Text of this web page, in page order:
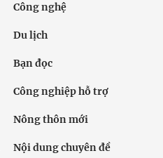
Công nghệ
Du lịch
Bạn đọc
Công nghiệp hỗ trợ
Nông thôn mới
Nội dung chuyên đề